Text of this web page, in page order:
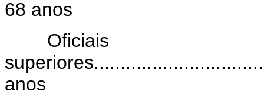
68 anos
Oficiais
anos